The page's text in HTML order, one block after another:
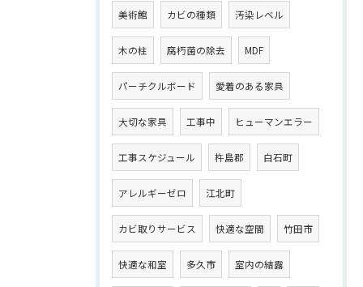
美術館 カビの種類 汚染レベル
木の柱 腐朽菌の除去 MDF
パーチクルボード 愛着のある家具
大切な家具 工事中 ヒューマンエラー
工事スケジュール 杵島郡 白石町
アレルギーゼロ 江北町
カビ取りサービス 快適な空間 竹田市
快適な和室 多久市 室内の結露